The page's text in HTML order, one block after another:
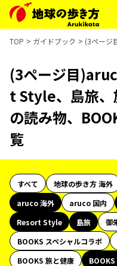
TOP ガイドブック (3ページ
(3ページ目
t Style、島旅、
の読み物、
覧
すべて 地球の歩き方 海外
aruco 海外
aruco 国内
Resort Style
島旅 御
BOOKS スペシャルコラボ
BOOKS 旅と健康